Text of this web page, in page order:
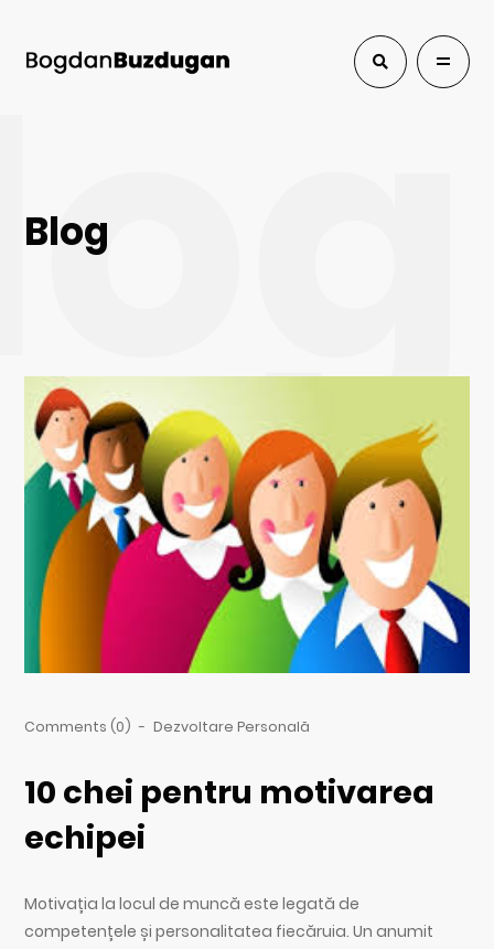
Blog
Comments (0) - Dezvoltare Personală
10 chei pentru motivarea
echipei
Motivația la locul de muncă este legată de
competențele și personalitatea fiecăruia. Un anumit